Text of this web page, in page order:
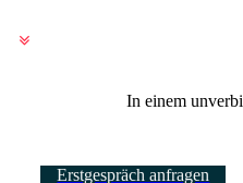
In einem
Erstgespräch anfragen